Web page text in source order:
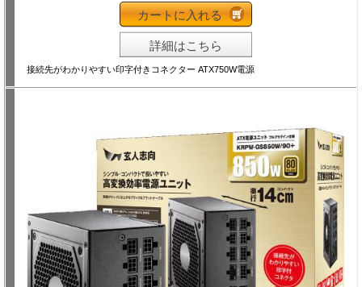
カートに入れる
詳細はこちら
接続先がわかりやすい印字付きコネクター ATX750W電源